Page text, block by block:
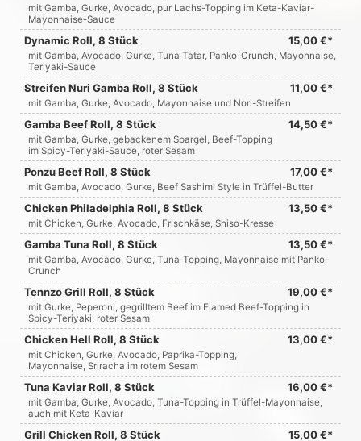
mit Gamba, Gurke, Avocado, pur Lachs-Topping im Keta-Kaviar-
Mayonnaise-Sauce
Dynamic Roll, 8 Stück 15,00 €*
mit Gamba, Avocado, Gurke, Tuna Tatar, Panko-Crunch, Mayonnaise,
Teriyaki-Sauce
Streifen Nuri Gamba Roll, 8 Stück 11,00 €*
mit Gamba, Gurke, Avocado, Mayonnaise und Nori-Streifen
Gamba Beef Roll, 8 Stück 14,50 €*
mit Gamba, Gurke, gebackenem Spargel, Beef-Topping
im Spicy-Teriyaki-Sauce, roter Sesam
Ponzu Beef Roll, 8 Stück 17,00 €*
mit Gamba, Avocado, Gurke, Beef Sashimi Style in Trüffel-Butter
Chicken Philadelphia Roll, 8 Stück 13,50 €*
mit Chicken, Gurke, Avocado, Frischkäse, Shiso-Kresse
Gamba Tuna Roll, 8 Stück 13,50 €*
mit Gamba, Avocado, Gurke, Tuna-Topping, Mayonnaise mit Panko-
Crunch
Tennzo Grill Roll, 8 Stück 19,00 €*
mit Gurke, Peperoni, gegrilltem Beef im Flamed Beef-Topping in
Spicy-Teriyaki, roter Sesam
Chicken Hell Roll, 8 Stück 13,00 €*
mit Chicken, Gurke, Avocado, Paprika-Topping,
Mayonnaise, Sriracha im rotem Sesam
Tuna Kaviar Roll, 8 Stück 16,00 €*
mit Gamba, Gurke, Avocado, Tuna-Topping in Trüffel-Mayonnaise,
auch mit Keta-Kaviar
Grill Chicken Roll, 8 Stück 15,00 €*